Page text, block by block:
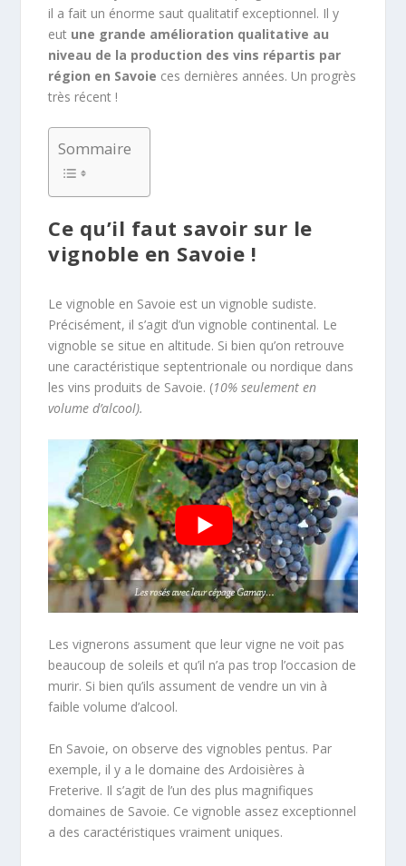
il a fait un énorme saut qualitatif exceptionnel. Il y
eut une grande amélioration qualitative au
niveau de la production des vins répartis par
région en Savoie ces dernières années. Un progrès
très récent !
Sommaire
Ce qu’il faut savoir sur le
vignoble en Savoie !
Le vignoble en Savoie est un vignoble sudiste.
Précisément, il s’agit d’un vignoble continental. Le
vignoble se situe en altitude. Si bien qu’on retrouve
une caractéristique septentrionale ou nordique dans
les vins produits de Savoie. (10% seulement en
volume d’alcool).
Les vignerons assument que leur vigne ne voit pas
beaucoup de soleils et qu’il n’a pas trop l’occasion de
murir. Si bien qu’ils assument de vendre un vin à
faible volume d’alcool.
En Savoie, on observe des vignobles pentus. Par
exemple, il y a le domaine des Ardoisières à
Freterive. Il s’agit de l’un des plus magnifiques
domaines de Savoie. Ce vignoble assez exceptionnel
a des caractéristiques vraiment uniques.